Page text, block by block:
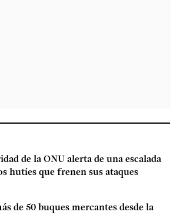
de la ONU alerta de una escalada
hutíes que frenen sus ataques
de 50 buques mercantes desde la